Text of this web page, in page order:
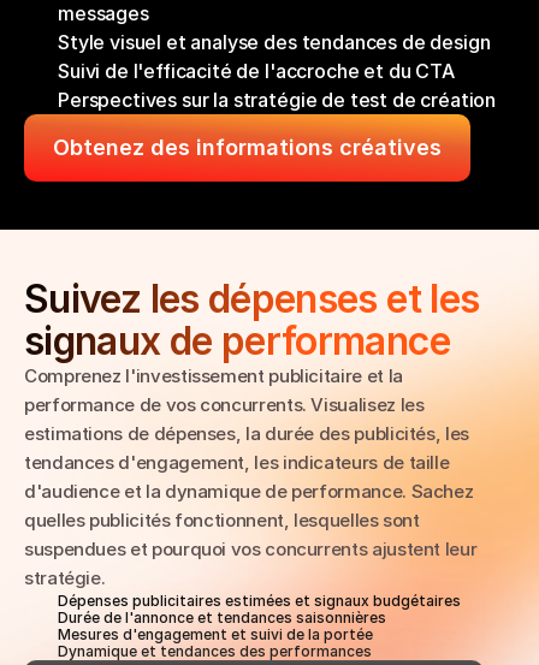
messages
Style visuel et analyse des tendances de design
Suivi de l'efficacité de l'accroche et du CTA
Perspectives sur la stratégie de test de création
Obtenez des informations créatives
Suivez les dépenses et les
signaux de performance
Comprenez l'investissement publicitaire et la
performance de vos concurrents. Visualisez les
estimations de dépenses, la durée des publicités, les
tendances d'engagement, les indicateurs de taille
d'audience et la dynamique de performance. Sachez
quelles publicités fonctionnent, lesquelles sont
suspendues et pourquoi vos concurrents ajustent leur
stratégie.
Dépenses publicitaires estimées et signaux budgétaires
Durée de l'annonce et tendances saisonnières
Mesures d'engagement et suivi de la portée
Dynamique et tendances des performances